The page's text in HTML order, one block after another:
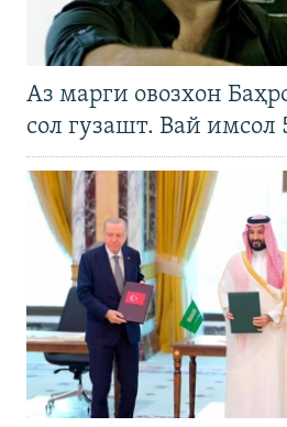
Аз марги овозхон
сол гузашт. Вай